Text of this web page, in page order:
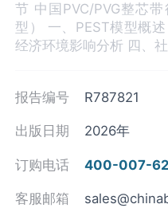
节 中国PVC/PVG整芯
型） 一、PEST模型概
经济环境影响分析 四、社
报告编号 R787821
出版日期 2026年
订购电话 400-007-
客服邮箱